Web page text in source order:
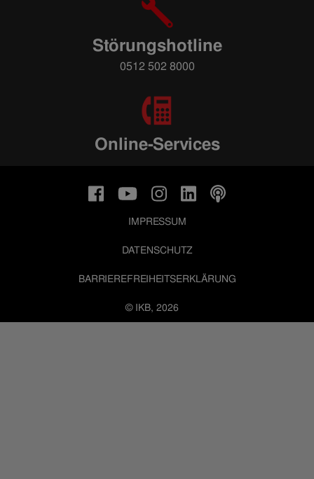
Störungshotline
0512 502 8000
Online-Services
© IKB, 2026
IMPRESSUM
DATENSCHUTZ
BARRIEREFREIHEITSERKLÄRUNG